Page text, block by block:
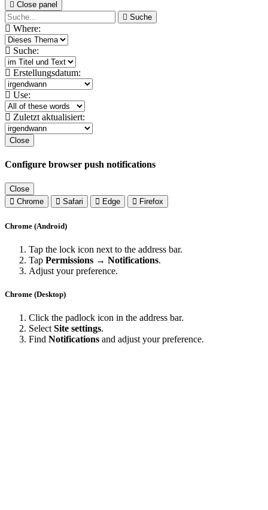
Close panel
Suche
Where:
Suche:
Erstellungsdatum:
Use:
Zuletzt aktualisiert:
Close
Configure browser push notifications
Close
Chrome
Safari Edge Firefox
Chrome (Android)
Tap the lock icon next to the address bar.
Tap Permissions → Notifications.
Adjust your preference.
Chrome (Desktop)
Click the padlock icon in the address bar.
Select Site settings.
Find Notifications and adjust your preference.